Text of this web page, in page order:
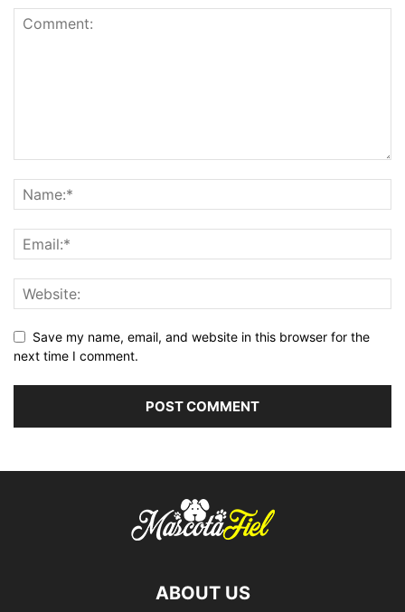
Save my name, email, and website in this browser for the
next time I comment.
ABOUT US